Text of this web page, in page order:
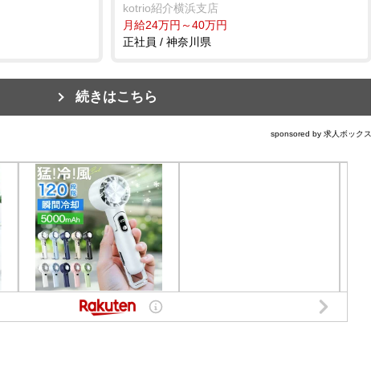
kotrio紹介横浜支店
月給24万円～40万円
正社員 / 神奈川県
続きはこちら
sponsored by 求人ボックス